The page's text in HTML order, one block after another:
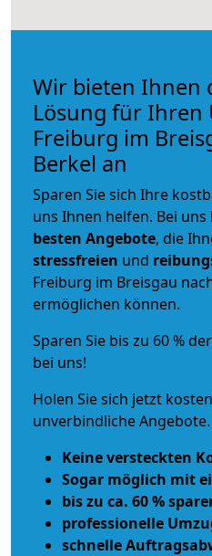
Wir bieten Ihnen
Lösung für Ihren
Freiburg im
Berkel an
Sparen Sie sich Ihre
uns Ihnen helfen. Bei
besten Angebote, die
stressfreien und
Freiburg im Breisgau
ermöglichen können.
Sparen Sie bis zu 60 %
bei uns!
Holen Sie sich jetzt
unverbindliche Angebote.
Keine versteckten
Sogar möglich mit
bis zu ca. 60 %
professionelle
schnelle